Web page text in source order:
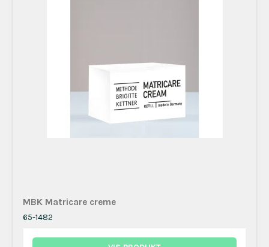
MBK Matricare creme
65-1482